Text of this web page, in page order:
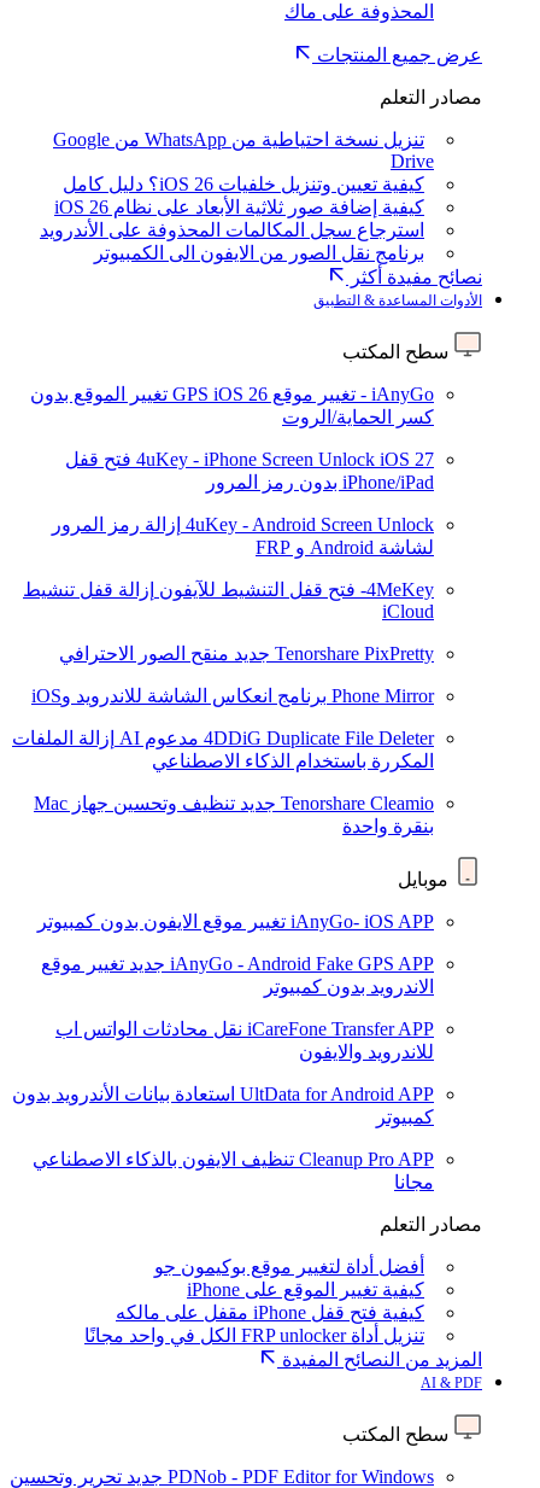
المحذوفة على ماك
عرض جميع المنتجات
مصادر التعلم
تنزيل نسخة احتياطية من WhatsApp من Google
Drive
كيفية تعيين وتنزيل خلفيات iOS 26؟ دليل كامل
كيفية إضافة صور ثلاثية الأبعاد على نظام iOS 26
استرجاع سجل المكالمات المحذوفة على الأندرويد
برنامج نقل الصور من الايفون الى الكمبيوتر
نصائح مفيدة أكثر
الأدوات المساعدة & التطبيق
سطح المكتب
iAnyGo - تغيير موقع GPS iOS 26
تغيير الموقع بدون
كسر الحماية/الروت
4uKey - iPhone Screen Unlock iOS 27
فتح قفل
iPhone/iPad بدون رمز المرور
4uKey - Android Screen Unlock إزالة رمز المرور
لشاشة Android و FRP
4MeKey- فتح قفل التنشيط للآيفون
إزالة قفل تنشيط
iCloud
Tenorshare PixPretty جديد منقح الصور الاحترافي
Phone Mirror برنامج انعكاس الشاشة للاندرويد وiOS
4DDiG Duplicate File Deleter مدعوم AI
إزالة الملفات
المكررة باستخدام الذكاء الاصطناعي
Tenorshare Cleamio جديد
تنظيف وتحسين جهاز Mac
بنقرة واحدة
موبايل
iAnyGo- iOS APP تغيير موقع الايفون بدون كمبيوتر
iAnyGo - Android Fake GPS APP جديد تغيير موقع
الاندرويد بدون كمبيوتر
iCareFone Transfer APP نقل محادثات الواتس اب
للاندرويد والايفون
UltData for Android APP استعادة بيانات الأندرويد بدون
كمبيوتر
Cleanup Pro APP تنظيف الايفون بالذكاء الاصطناعي
مجانا
مصادر التعلم
أفضل أداة لتغيير موقع بوكيمون جو
كيفية تغيير الموقع على iPhone
كيفية فتح قفل iPhone مقفل على مالكه
تنزيل أداة FRP unlocker الكل في واحد مجانًا
المزيد من النصائح المفيدة
AI & PDF
سطح المكتب
PDNob - PDF Editor for Windows جديد تحرير وتحسين